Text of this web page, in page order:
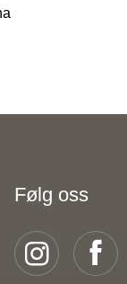
Følg oss